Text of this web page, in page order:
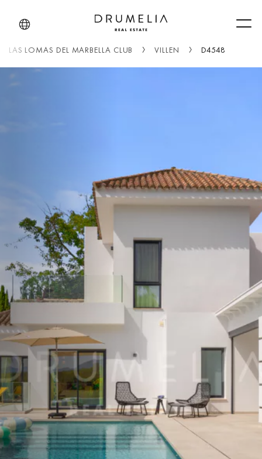
LAS LOMAS DEL MARBELLA CLUB VILLEN D4548